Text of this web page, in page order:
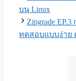
บน Linux
Zipgrade
ทดสอบแบบง่าย